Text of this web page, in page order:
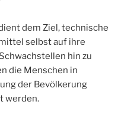
dem Ziel, technische
selbst auf ihre
hin zu
die Menschen in
der Bevölkerung
werden.